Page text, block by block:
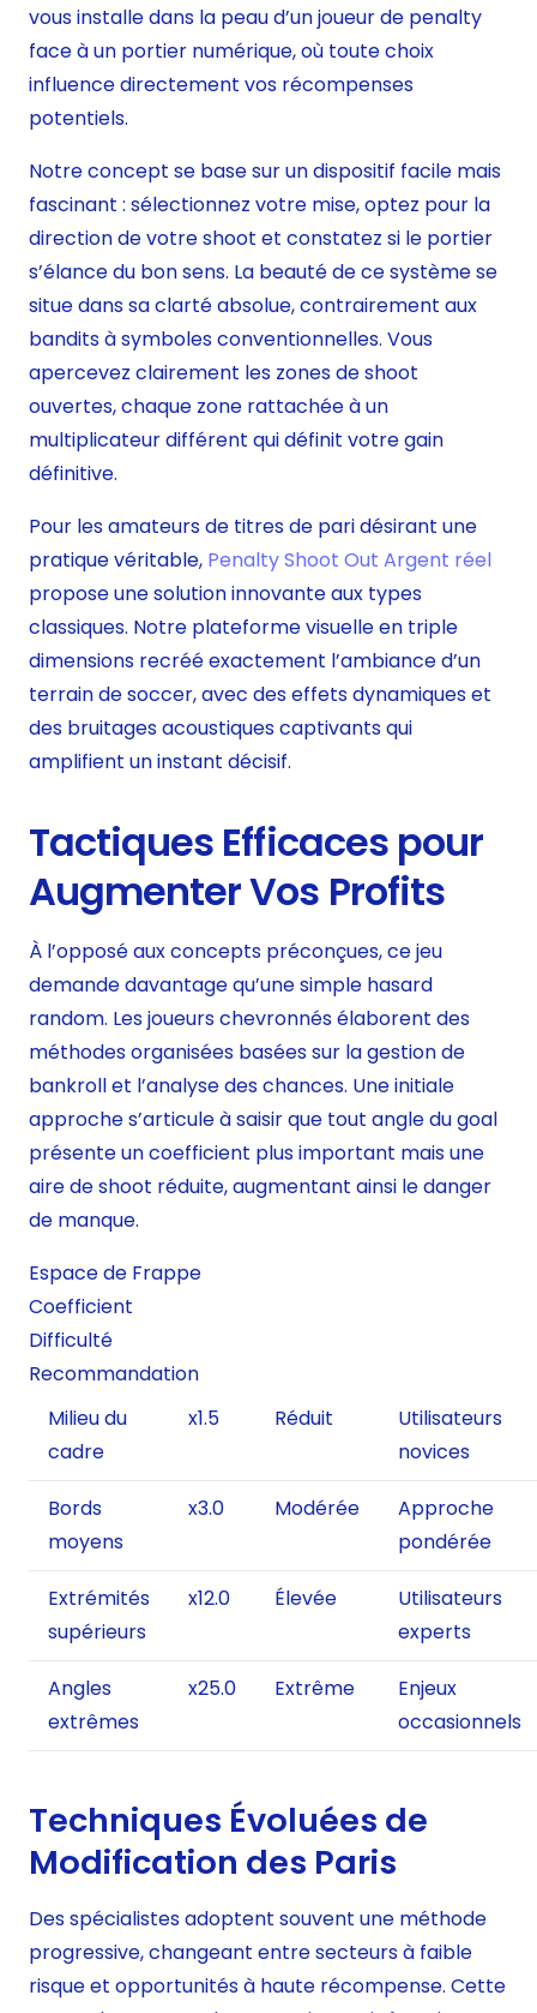
vous installe dans la peau d’un joueur de penalty
face à un portier numérique, où toute choix
influence directement vos récompenses
potentiels.
Notre concept se base sur un dispositif facile mais
fascinant : sélectionnez votre mise, optez pour la
direction de votre shoot et constatez si le portier
s’élance du bon sens. La beauté de ce système se
situe dans sa clarté absolue, contrairement aux
bandits à symboles conventionnelles. Vous
apercevez clairement les zones de shoot
ouvertes, chaque zone rattachée à un
multiplicateur différent qui définit votre gain
définitive.
Pour les amateurs de titres de pari désirant une
pratique véritable, Penalty Shoot Out Argent réel
propose une solution innovante aux types
classiques. Notre plateforme visuelle en triple
dimensions recréé exactement l’ambiance d’un
terrain de soccer, avec des effets dynamiques et
des bruitages acoustiques captivants qui
amplifient un instant décisif.
Tactiques Efficaces pour
Augmenter Vos Profits
À l’opposé aux concepts préconçues, ce jeu
demande davantage qu’une simple hasard
random. Les joueurs chevronnés élaborent des
méthodes organisées basées sur la gestion de
bankroll et l’analyse des chances. Une initiale
approche s’articule à saisir que tout angle du goal
présente un coefficient plus important mais une
aire de shoot réduite, augmentant ainsi le danger
de manque.
Espace de Frappe
Coefficient
Difficulté
Recommandation
Milieu du
cadre
x1.5 Réduit
Utilisateurs
novices
Bords
moyens
x3.0 Modérée
Approche
pondérée
Extrémités
supérieurs
x12.0 Élevée
Utilisateurs
experts
Angles
extrêmes
x25.0 Extrême
Enjeux
occasionnels
Techniques Évoluées de
Modification des Paris
Des spécialistes adoptent souvent une méthode
progressive, changeant entre secteurs à faible
risque et opportunités à haute récompense. Cette